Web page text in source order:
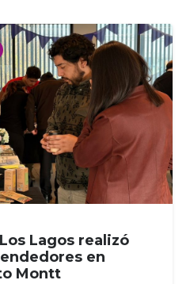
Lagos realizó
en
Montt